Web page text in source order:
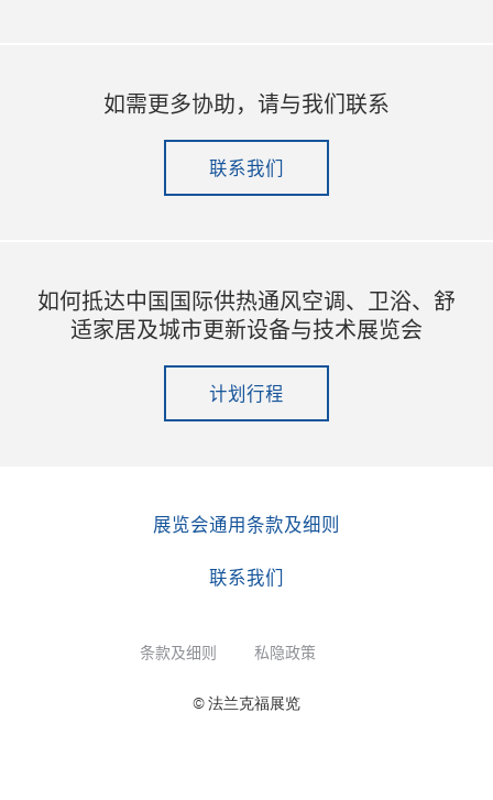
如需更多协助，请与我们联系
联系我们
如何抵达中国国际供热通风空调、卫浴、舒
适家居及城市更新设备与技术展览会
计划行程
展览会通用条款及细则
联系我们
条款及细则 私隐政策
© 法兰克福展览